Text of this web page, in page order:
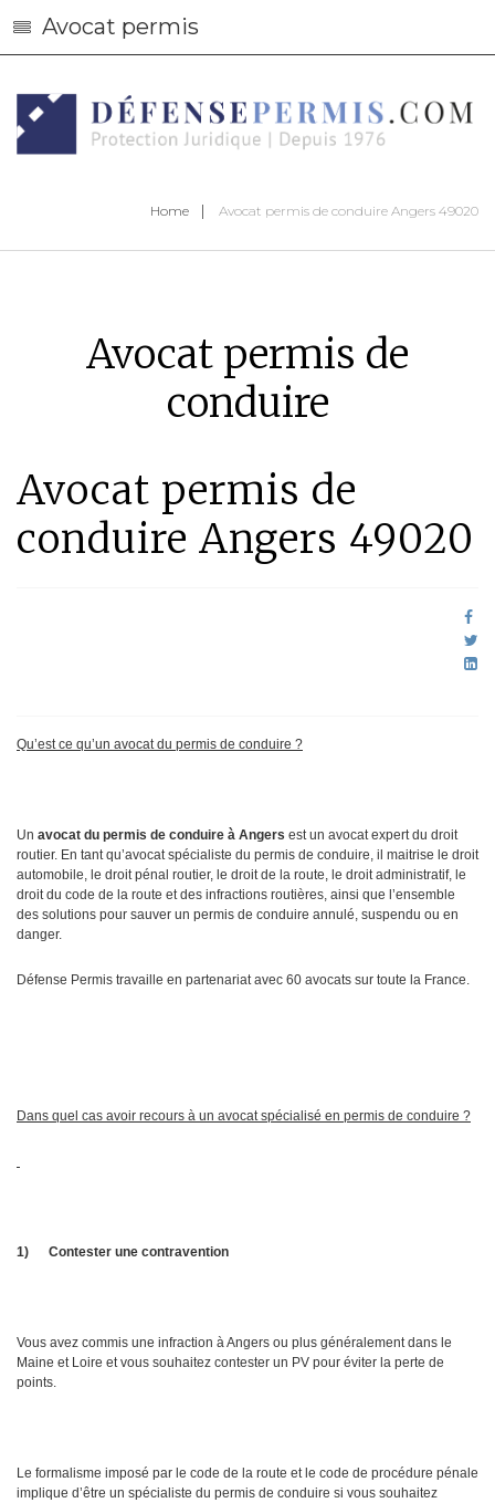
Avocat permis
Home Avocat permis de conduire Angers 49020
Avocat permis de
conduire
Avocat permis de
conduire Angers 49020
Qu’est ce qu’un avocat du permis de conduire ?
Un avocat du permis de conduire à Angers est un avocat expert du droit
routier. En tant qu’avocat spécialiste du permis de conduire, il maitrise le droit
automobile, le droit pénal routier, le droit de la route, le droit administratif, le
droit du code de la route et des infractions routières, ainsi que l’ensemble
des solutions pour sauver un permis de conduire annulé, suspendu ou en
danger.
Défense Permis travaille en partenariat avec 60 avocats sur toute la France.
Dans quel cas avoir recours à un avocat spécialisé en permis de conduire ?
1) Contester une contravention
Vous avez commis une infraction à Angers ou plus généralement dans le
Maine et Loire et vous souhaitez contester un PV pour éviter la perte de
points.
Le formalisme imposé par le code de la route et le code de procédure pénale
implique d’être un spécialiste du permis de conduire si vous souhaitez